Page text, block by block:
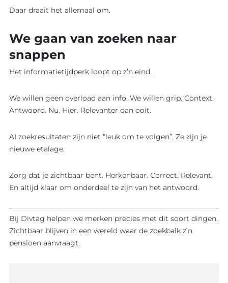
Daar draait het allemaal om.
We gaan van zoeken naar
snappen
Het informatietijdperk loopt op z’n eind.
We willen geen overload aan info. We willen grip. Context.
Antwoord. Nu. Hier. Relevanter dan ooit.
AI zoekresultaten zijn niet “leuk om te volgen”. Ze zijn je
nieuwe etalage.
Zorg dat je zichtbaar bent. Herkenbaar. Correct. Relevant.
En altijd klaar om onderdeel te zijn van het antwoord.
Bij Divtag helpen we merken precies met dit soort dingen.
Zichtbaar blijven in een wereld waar de zoekbalk z’n
pensioen aanvraagt.